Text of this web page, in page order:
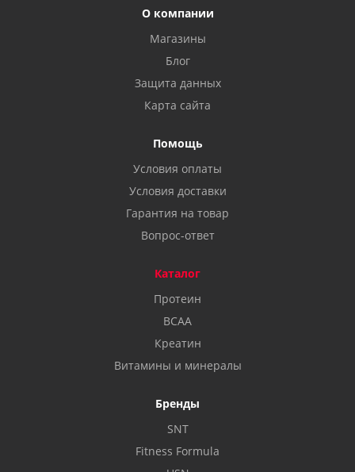
О компании
Магазины
Блог
Защита данных
Карта сайта
Помощь
Условия оплаты
Условия доставки
Гарантия на товар
Вопрос-ответ
Каталог
Протеин
BCAA
Креатин
Витамины и минералы
Бренды
SNT
Fitness Formula